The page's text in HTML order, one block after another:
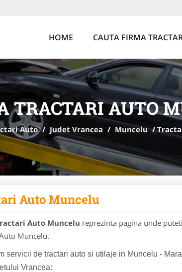
HOME CAUTA FIRMA
TRACTARI AUTO
Auto / Judet Vrancea / Muncelu /
Auto Muncelu
Auto Muncelu reprezinta pagina unde
Muncelu.
servicii de tractari auto si utilaje in Muncelu -
Vrancea: